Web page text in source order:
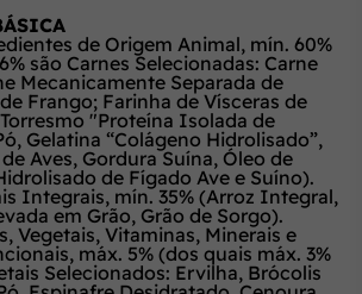
de Origem Animal, mín. 60%
são Carnes Selecionadas: Carne
Mecanicamente Separada de
Frango; Farinha de Vísceras de
"Proteína Isolada de
Gelatina “Colágeno Hidrolisado”,
Aves, Gordura Suína, Óleo de
de Fígado Ave e Suíno).
Integrais, mín. 35% (Arroz Integral,
em Grão, Grão de Sorgo).
Vegetais, Vitaminas, Minerais e
máx. 5% (dos quais máx. 3%
Selecionados: Ervilha, Brócolis